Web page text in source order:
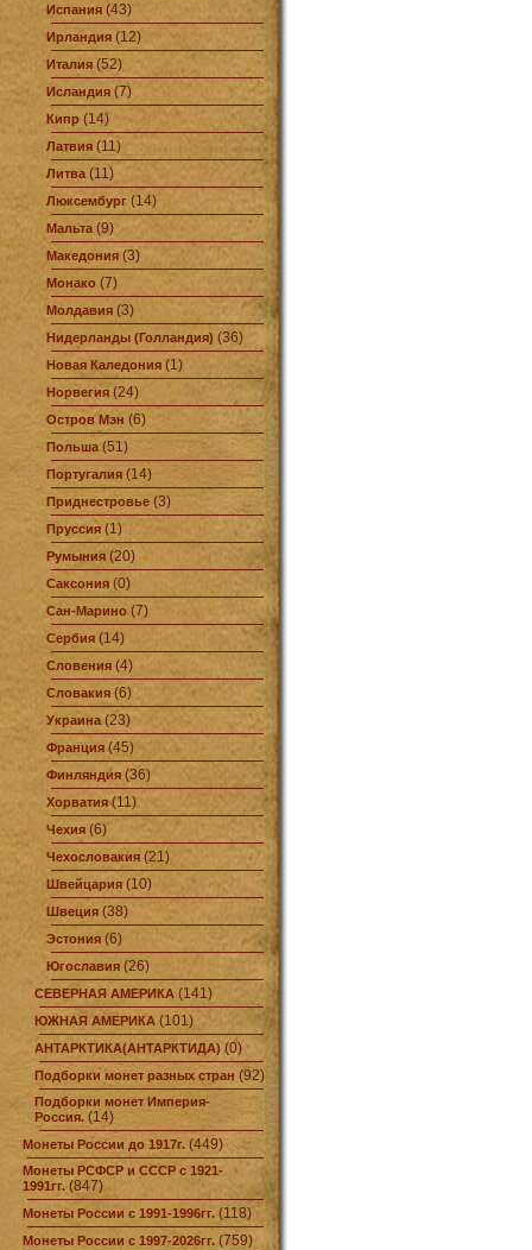
Испания (43)
Ирландия (12)
Италия (52)
Исландия (7)
Кипр (14)
Латвия (11)
Литва(11)
Люксембург (14)
Мальта (9)
Македония (3)
Монако (7)
Молдавия (3)
Нидерланды (Голландия) (36)
Новая Каледония (1)
Норвегия (24)
Остров Мэн (6)
Польша(51)
Португалия (14)
Приднестровье (3)
Пруссия (1)
Румыния (20)
Саксония (0)
Сан-Марино (7)
Сербия (14)
Словения (4)
Словакия (6)
Украина(23)
Франция (45)
Финляндия (36)
Хорватия(11)
Чехия (6)
Чехословакия (21)
Швейцария (10)
Швеция (38)
Эстония (6)
Югославия (26)
СЕВЕРНАЯ АМЕРИКА (141)
ЮЖНАЯ АМЕРИКА (101)
АНТАРКТИКА(АНТАРКТИДА) (0)
Подборки монет разных стран (92)
Подборки монет Империя-
Россия. (14)
Монеты России до 1917г. (449)
Монеты РСФСР и СССР с 1921-
1991гг. (847)
Монеты России с 1991-1996гг. (118)
Монеты России с 1997-2026гг. (759)